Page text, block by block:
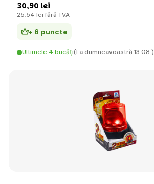
30,90 lei
25,54 lei fără TVA
+ 6 puncte
Ultimele 4 bucăți(La dumneavoastră 13.08.)